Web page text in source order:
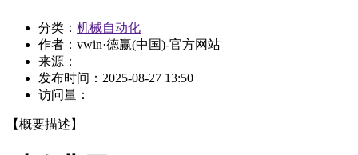
分类： 机械自动化
作者：vwin·德赢(中国)-官方网站
来源：
发布时间： 2025-08-27 13:50
访问量：
【概要描述】